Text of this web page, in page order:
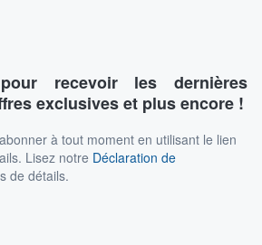
recevoir les dernières
exclusives et plus encore !
à tout moment en utilisant le lien
Lisez notre Déclaration de
de détails.